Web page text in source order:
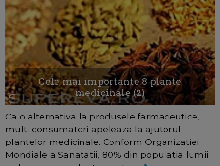
Cele mai importante 8 plante
medicinale (2)
Ca o alternativa la produsele farmaceutice,
multi consumatori apeleaza la ajutorul
plantelor medicinale. Conform Organizatiei
Mondiale a Sanatatii, 80% din populatia lumii